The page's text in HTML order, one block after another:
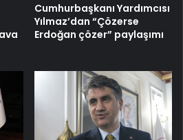
Cumhurbaşkanı Yardımcısı
Yılmaz’dan “Çözerse
Erdoğan çözer” paylaşımı